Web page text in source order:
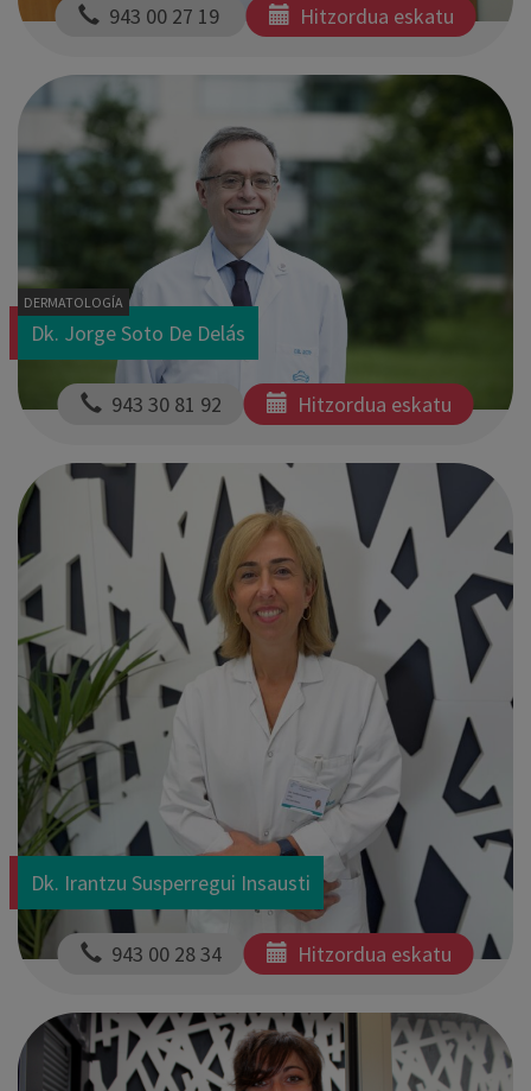
943 00 27 19 Hitzordua eskatu
DERMATOLOGÍA
Dk. Jorge Soto De Delás
943 30 81 92 Hitzordua eskatu
Dk. Irantzu Susperregui Insausti
943 00 28 34 Hitzordua eskatu